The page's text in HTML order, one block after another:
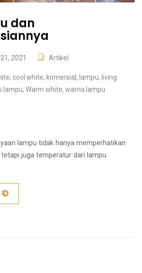
dan
2021 Artikel
, cool white, komersial , lampu, living
lampu, Warm white, warna lampu
lampu tidak hanya memperhatikan
juga temperatur dari lampu